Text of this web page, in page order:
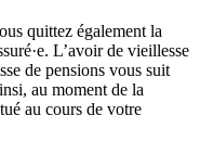
quittez également la
L’avoir de vieillesse
de pensions vous suit
au moment de la
au cours de votre